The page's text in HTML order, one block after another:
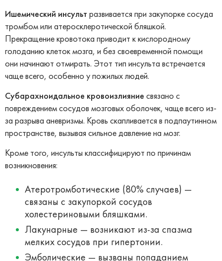
Ишемический инсульт развивается при закупорке сосуда
тромбом или атеросклеротической бляшкой.
Прекращение кровотока приводит к кислородному
голоданию клеток мозга, и без своевременной помощи
они начинают отмирать. Этот тип инсульта встречается
чаще всего, особенно у пожилых людей.
Субарахноидальное кровоизлияние связано с
повреждением сосудов мозговых оболочек, чаще всего из-
за разрыва аневризмы. Кровь скапливается в подпаутинном
пространстве, вызывая сильное давление на мозг.
Кроме того, инсульты классифицируют по причинам
возникновения:
Атеротромботические (80% случаев) —
связаны с закупоркой сосудов
холестериновыми бляшками.
Лакунарные — возникают из-за спазма
мелких сосудов при гипертонии.
Эмболические — вызваны попаданием